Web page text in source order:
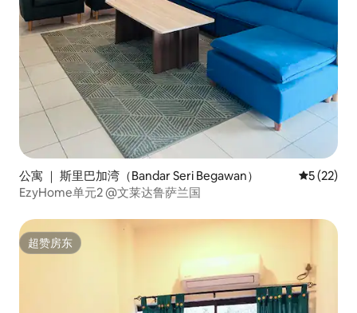
公寓 ｜ 斯里巴加湾（Bandar Seri Begawan） 平均评分
5 (22)
EzyHome单元2 @文莱达鲁萨兰国
超赞房东
超赞房东